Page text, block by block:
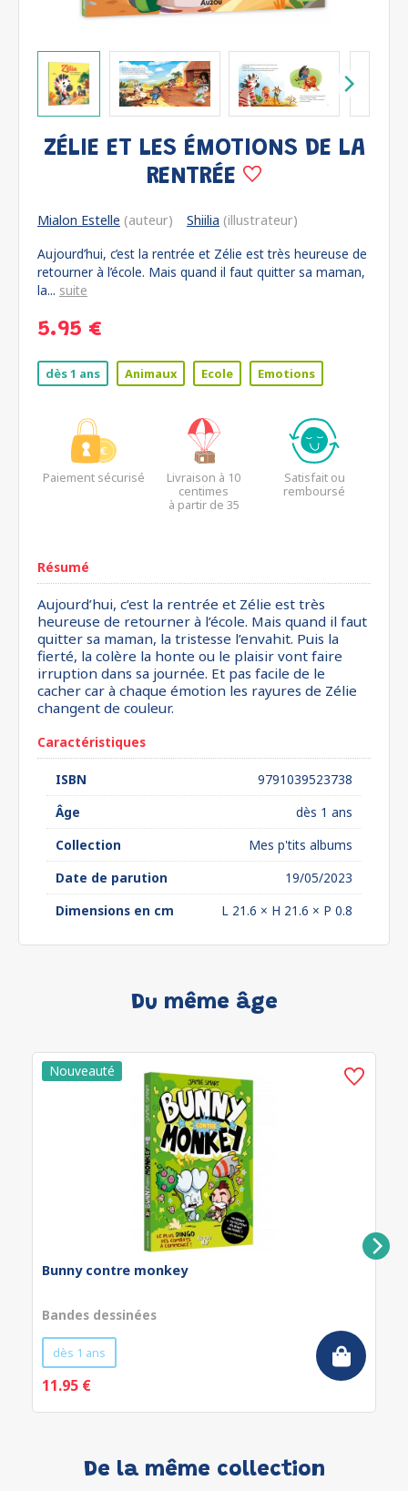
ZÉLIE ET LES ÉMOTIONS DE LA
RENTRÉE
Mialon Estelle (auteur) Shiilia (illustrateur)
Aujourd’hui, c’est la rentrée et Zélie est très heureuse de
retourner à l’école. Mais quand il faut quitter sa maman,
la... suite
5.95 €
dès 1 ans Animaux Ecole Emotions
Paiement sécurisé
Livraison à 10
centimes
à partir de 35
Satisfait ou
remboursé
Résumé
Aujourd’hui, c’est la rentrée et Zélie est très
heureuse de retourner à l’école. Mais quand il faut
quitter sa maman, la tristesse l’envahit. Puis la
fierté, la colère la honte ou le plaisir vont faire
irruption dans sa journée. Et pas facile de le
cacher car à chaque émotion les rayures de Zélie
changent de couleur.
Caractéristiques
ISBN
9791039523738
Âge
dès 1 ans
Collection
Mes p'tits albums
Date de parution
19/05/2023
Dimensions en cm
L 21.6 × H 21.6 × P 0.8
Du même âge
Bunny contre monkey
Bandes dessinées
dès 1 ans
11.95 €
De la même collection